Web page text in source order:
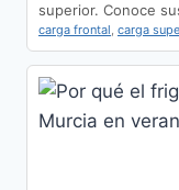
superior. Conoce
carga frontal, carga